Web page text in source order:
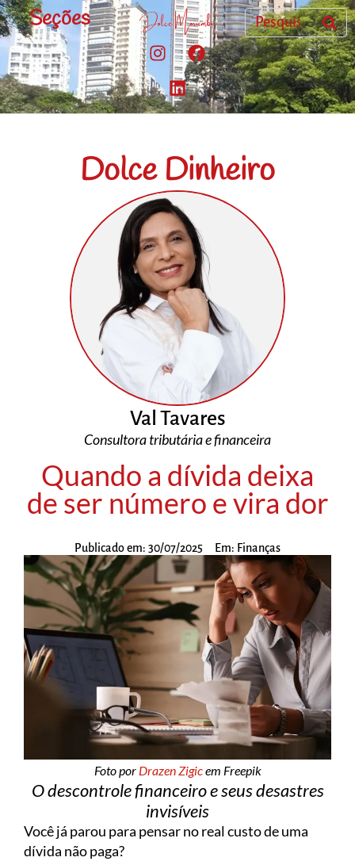
Seções
Dolce Dinheiro
Val Tavares
Consultora tributária e financeira
Quando a dívida deixa
de ser número e vira dor
Publicado em: 30/07/2025 Em: Finanças
Foto por Drazen Zigicem Freepik
O descontrole financeiro e seus desastres
invisíveis
Você já parou para pensar no real custo de uma
dívida não paga?